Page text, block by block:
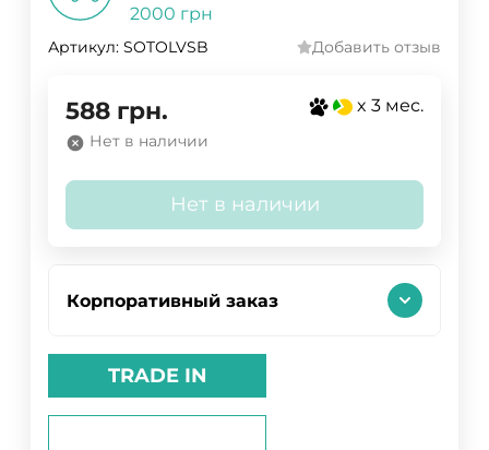
2000 грн
Артикул: SOTOLVSB Добавить отзыв
588 грн. x 3 мес.
Нет в наличии
Нет в наличии
Корпоративный заказ
TRADE IN